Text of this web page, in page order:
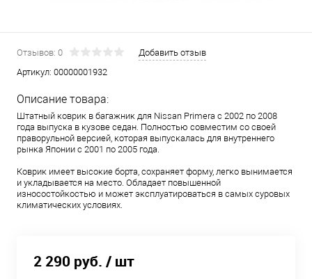
Отзывов: 0
Добавить отзыв
Артикул: 00000001932
Описание товара:
Штатный коврик в багажник для Nissan Primera с 2002 по 2008
года выпуска в кузове седан. Полностью совместим со своей
праворульной версией, которая выпускалась для внутреннего
рынка Японии с 2001 по 2005 года.
Коврик имеет высокие борта, сохраняет форму, легко вынимается
и укладывается на место. Обладает повышенной
износостойкостью и может эксплуатироваться в самых суровых
климатических условиях.
2 290 руб. / шт